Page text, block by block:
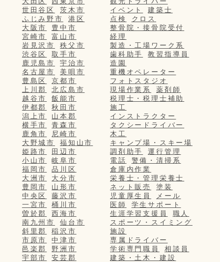
世田谷区
茨木市
ふじみ野市
港区
大阪市
豊中市
宮崎市
富山市
岩見沢市
秩父市
渋谷区
取手市
鹿児島市
宇治市
名古屋市
美唄市
豊島区
京都市
上川郡
北広島市
越谷市
飯能市
伊都郡
秋田市
潟上市
山本郡
横手市
青森市
鹿角市
尼崎市
大野城市
福知山市
姫路市
田辺市
小山市
岐阜市
福岡市
品川区
大洲市
大分市
豊岡市
山形市
中央区
藤沢市
一宮市
桶川市
曽於郡
西海市
南九州市
仙台市
斜里郡
稲沢市
市原市
中津市
邑楽郡
野洲市
宇部市
安芸郡
イベント
建築士
点検
クロス
整骨院・接骨院受付
経理
製造・工場ワーク系
歯科助手
教習指導員
造園
重機オペレーター
フォトスタジオ
現場作業系
薬剤師
税理士・税理士補助
施工
インストラクター
タクシードライバー
木工
キャンプ場・スキー場
調剤助手
運行管理
電話
警備・清掃系
倉庫内作業
栄養士・管理栄養士
ネット販売
塗装
児童厚生員
メール
医師
学生サポート
生涯学習支援員
職人
スポーツ・スイミング
施設
専属ドライバー
学術専門職員
相談員
建築・土木・建設